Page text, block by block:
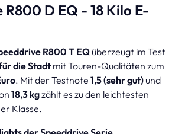
D EQ - 18 Kilo E-
R800 T EQüberzeugt im Test
die Stadt mit Touren-Qualitäten zum
. Mit der Testnote 1,5 (sehr gut) und
18,3 kgzählt es zu den leichtesten
Klasse.